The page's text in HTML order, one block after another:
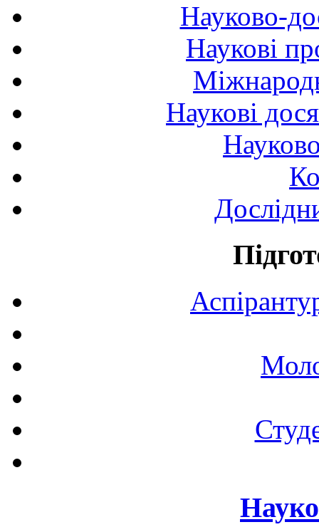
Науково-
Наукові
Наукові